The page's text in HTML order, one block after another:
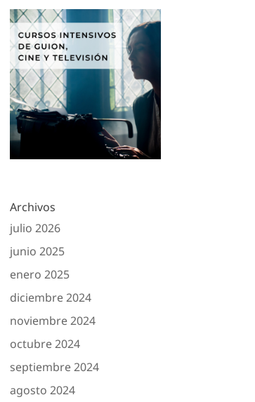
Archivos
julio 2026
junio 2025
enero 2025
diciembre 2024
noviembre 2024
octubre 2024
septiembre 2024
agosto 2024